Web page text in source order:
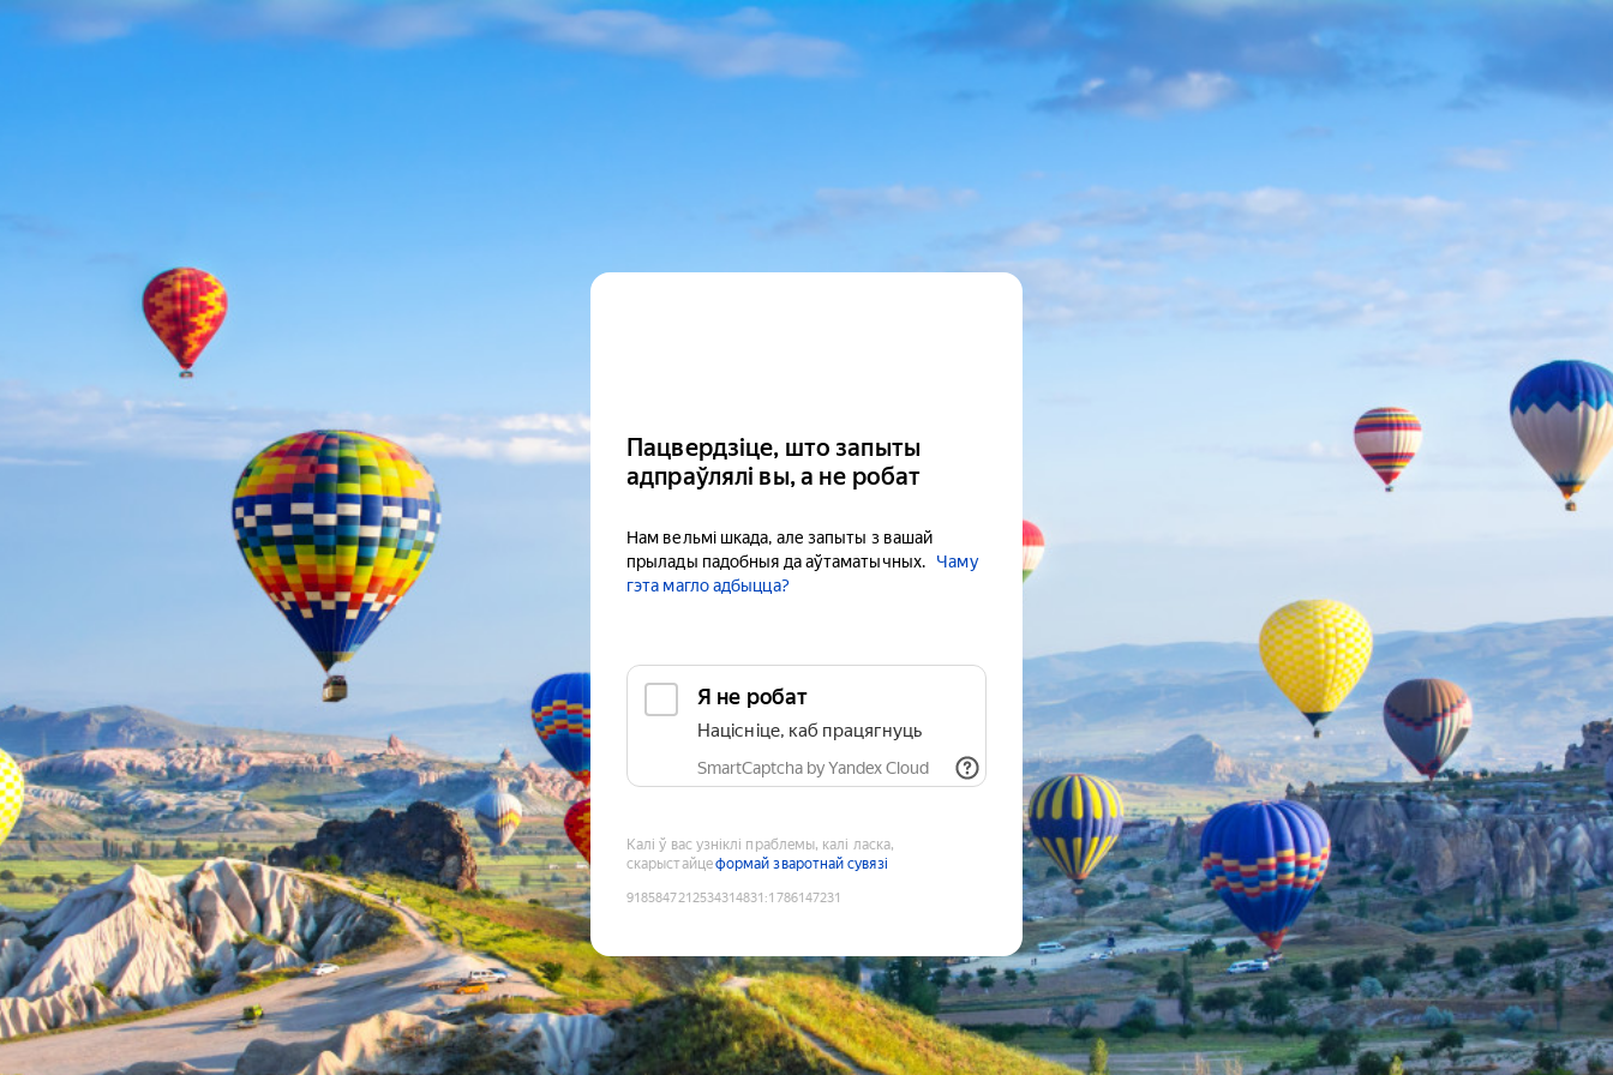
Пацвердзіце, што запыты
адпраўлялі вы, а не робат
Нам вельмі шкада, але запыты з вашай
прылады падобныя да аўтаматычных.
Чаму
гэта магло адбыцца?
Я не робат
Націсніце, каб працягнуць
SmartCaptcha by Yandex Cloud
Калі ў вас узніклі праблемы, калі ласка,
скарыстайцеформай зваротнай сувязі
9185847212534314831 :1786147231